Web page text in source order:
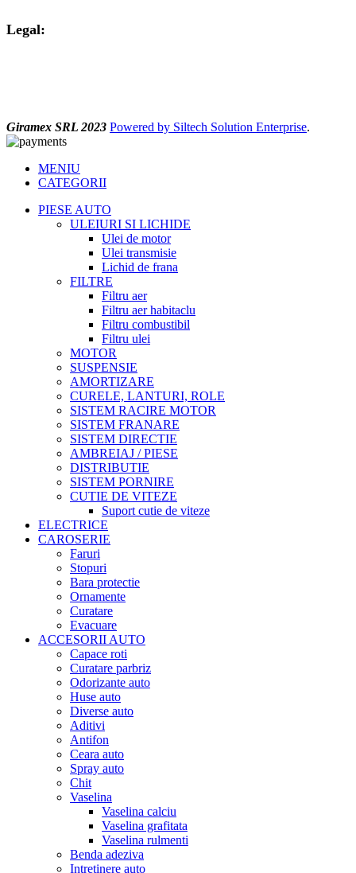
Legal:
Giramex SRL 2023 Powered by Siltech Solution Enterprise.
MENIU
CATEGORII
PIESE AUTO
ULEIURI SI LICHIDE
Ulei de motor
Ulei transmisie
Lichid de frana
FILTRE
Filtru aer
Filtru aer habitaclu
Filtru combustibil
Filtru ulei
MOTOR
SUSPENSIE
AMORTIZARE
CURELE, LANTURI, ROLE
SISTEM RACIRE MOTOR
SISTEM FRANARE
SISTEM DIRECTIE
AMBREIAJ / PIESE
DISTRIBUTIE
SISTEM PORNIRE
CUTIE DE VITEZE
Suport cutie de viteze
ELECTRICE
CAROSERIE
Faruri
Stopuri
Bara protectie
Ornamente
Curatare
Evacuare
ACCESORII AUTO
Capace roti
Curatare parbriz
Odorizante auto
Huse auto
Diverse auto
Aditivi
Antifon
Ceara auto
Spray auto
Chit
Vaselina
Vaselina calciu
Vaselina grafitata
Vaselina rulmenti
Benda adeziva
Intretinere auto